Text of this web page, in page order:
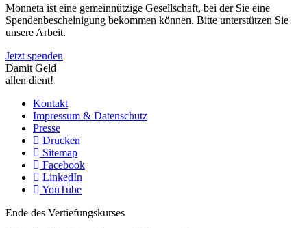
Monneta ist eine gemeinnützige Gesellschaft, bei der Sie eine
Spendenbescheinigung bekommen können. Bitte unterstützen Sie
unsere Arbeit.
Jetzt spenden
Damit Geld
allen dient!
Kontakt
Impressum & Datenschutz
Presse
Drucken
Sitemap
Facebook
LinkedIn
YouTube
Ende des Vertiefungskurses